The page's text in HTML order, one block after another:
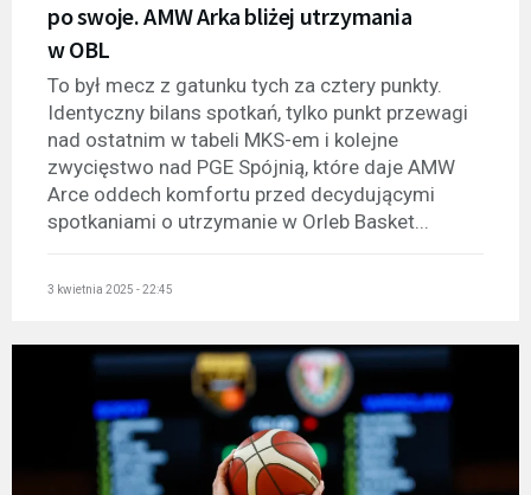
po swoje. AMW Arka bliżej utrzymania
w OBL
To był mecz z gatunku tych za cztery punkty.
Identyczny bilans spotkań, tylko punkt przewagi
nad ostatnim w tabeli MKS-em i kolejne
zwycięstwo nad PGE Spójnią, które daje AMW
Arce oddech komfortu przed decydującymi
spotkaniami o utrzymanie w Orleb Basket...
3 kwietnia 2025 - 22:45